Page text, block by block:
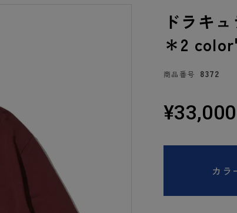
ドラキ
＊2
商品番号 8372
¥33,000
カラ